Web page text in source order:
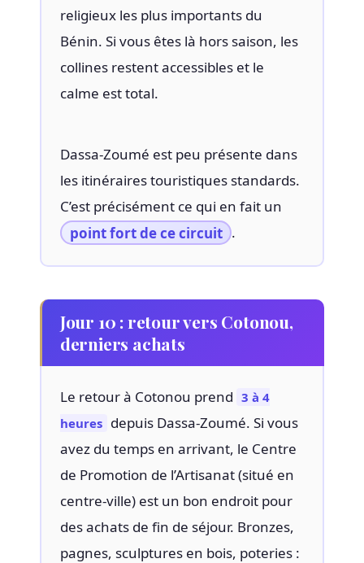
religieux les plus importants du
Bénin. Si vous êtes là hors saison, les
collines restent accessibles et le
calme est total.
Dassa-Zoumé est peu présente dans
les itinéraires touristiques standards.
C’est précisément ce qui en fait un
point fort de ce circuit .
Jour 10 : retour vers Cotonou,
derniers achats
Le retour à Cotonou prend 3 à 4
heures depuis Dassa-Zoumé. Si vous
avez du temps en arrivant, le Centre
de Promotion de l’Artisanat (situé en
centre-ville) est un bon endroit pour
des achats de fin de séjour. Bronzes,
pagnes, sculptures en bois, poteries :